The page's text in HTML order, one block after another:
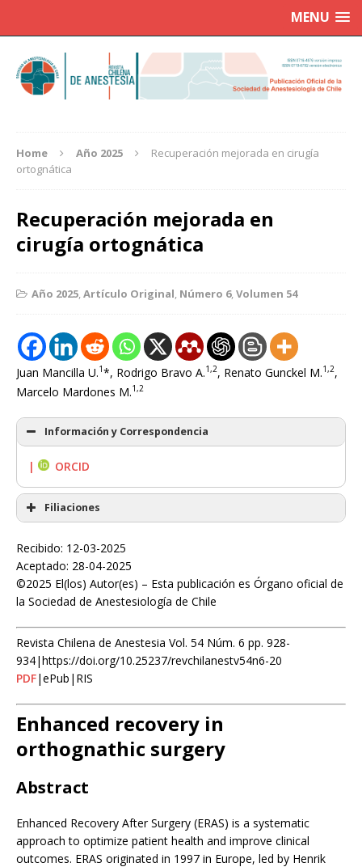
MENU
Home Año 2025
Recuperación mejorada en cirugía
ortognática
Recuperación mejorada en
cirugía ortognática
Año 2025,Artículo Original, Número 6,Volumen 54
Juan Mancilla U.1*, Rodrigo Bravo A.1,2, Renato Gunckel M.1,2,
Marcelo Mardones M.1,2
Información y Correspondencia
| ORCID
Filiaciones
Recibido: 12-03-2025
Aceptado: 28-04-2025
©2025 El(los) Autor(es) – Esta publicación es Órgano oficial de
la Sociedad de Anestesiología de Chile
Revista Chilena de Anestesia Vol. 54 Núm. 6 pp. 928-
934|https://doi.org/10.25237/revchilanestv54n6-20
PDF|ePub|RIS
Enhanced recovery in
orthognathic surgery
Abstract
Enhanced Recovery After Surgery (ERAS) is a systematic
approach to optimize patient health and improve clinical
outcomes. ERAS originated in 1997 in Europe, led by Henrik